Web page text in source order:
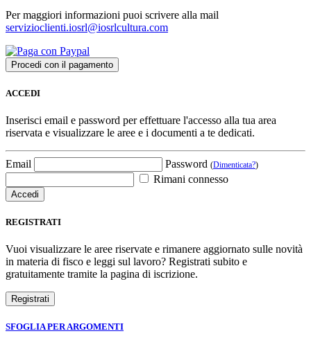
Per maggiori informazioni puoi scrivere alla mail
servizioclienti.iosrl@iosrlcultura.com
ACCEDI
Inserisci email e password per effettuare l'accesso alla tua area
riservata e visualizzare le aree e i documenti a te dedicati.
Email Password (Dimenticata?)
Rimani connesso
REGISTRATI
Vuoi visualizzare le aree riservate e rimanere aggiornato sulle novità
in materia di fisco e leggi sul lavoro? Registrati subito e
gratuitamente tramite la pagina di iscrizione.
SFOGLIA PER ARGOMENTI